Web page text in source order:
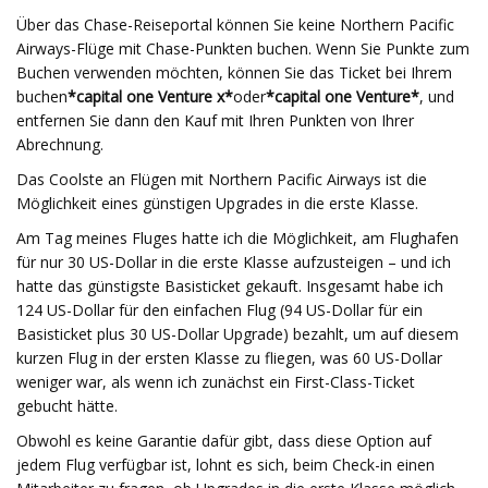
Über das Chase-Reiseportal können Sie keine Northern Pacific
Airways-Flüge mit Chase-Punkten buchen. Wenn Sie Punkte zum
Buchen verwenden möchten, können Sie das Ticket bei Ihrem
buchen*capital one Venture x*oder*capital one Venture*, und
entfernen Sie dann den Kauf mit Ihren Punkten von Ihrer
Abrechnung.
Das Coolste an Flügen mit Northern Pacific Airways ist die
Möglichkeit eines günstigen Upgrades in die erste Klasse.
Am Tag meines Fluges hatte ich die Möglichkeit, am Flughafen
für nur 30 US-Dollar in die erste Klasse aufzusteigen – und ich
hatte das günstigste Basisticket gekauft. Insgesamt habe ich
124 US-Dollar für den einfachen Flug (94 US-Dollar für ein
Basisticket plus 30 US-Dollar Upgrade) bezahlt, um auf diesem
kurzen Flug in der ersten Klasse zu fliegen, was 60 US-Dollar
weniger war, als wenn ich zunächst ein First-Class-Ticket
gebucht hätte.
Obwohl es keine Garantie dafür gibt, dass diese Option auf
jedem Flug verfügbar ist, lohnt es sich, beim Check-in einen